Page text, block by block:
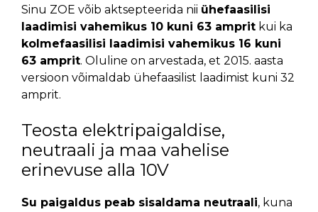
Sinu ZOE võib aktsepteerida nii ühefaasilisi
laadimisi vahemikus 10 kuni 63 amprit kui ka
kolmefaasilisi laadimisi vahemikus 16 kuni
63 amprit. Oluline on arvestada, et 2015. aasta
versioon võimaldab ühefaasilist laadimist kuni 32
amprit.
Teosta elektripaigaldise,
neutraali ja maa vahelise
erinevuse alla 10V
Su paigaldus peab sisaldama neutraali, kuna